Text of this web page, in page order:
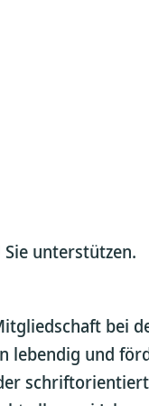
unterstützen.
bei
lebendig und